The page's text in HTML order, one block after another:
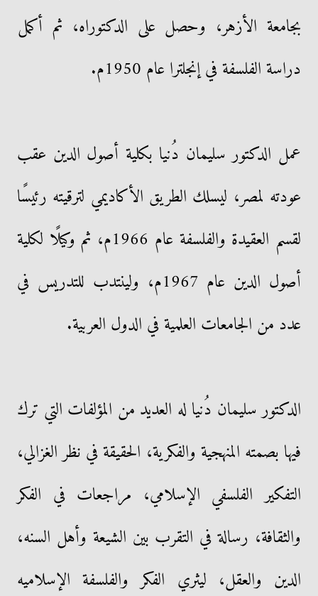
بجامعة الأزهر، وحصل على الدكتوراه، ثم أكمل
دراسة الفلسفة في إنجلترا عام 1950م.
عمل الدكتور سليمان دُنيا بكلية أصول الدين عقب
عودته لمصر، ليسلك الطريق الأكاديمي لترقيته رئيسًا
لقسم العقيدة والفلسفة عام 1966م، ثم وكيلًا لكلية
أصول الدين عام 1967م، ولينتدب للتدريس في
عدد من الجامعات العلمية في الدول العربية.
الدكتور سليمان دُنيا له العديد من المؤلفات التي ترك
فيها بصمته المنهجية والفكرية، الحقيقة في نظر الغزالي،
التفكير الفلسفي الإسلامي، مراجعات في الفكر
والثقافة، رسالة في التقرب بين الشيعة وأهل السنه،
الدين والعقل، ليثري الفكر والفلسفة الإسلاميه